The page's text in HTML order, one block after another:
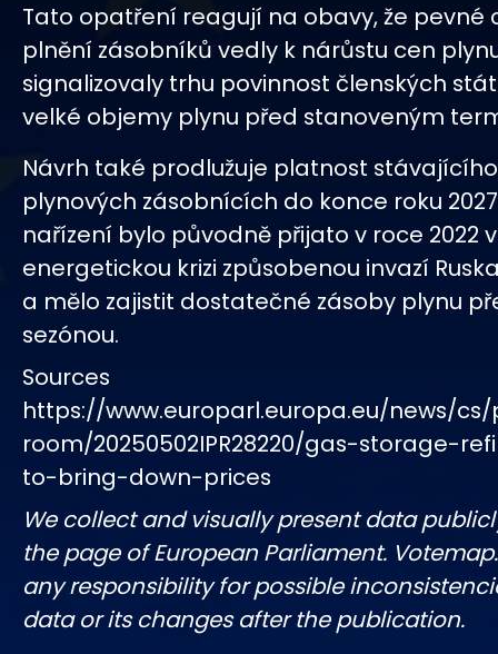
Tato opatření reagují na obavy, že pevné
plnění zásobníků vedly k nárůstu cen
signalizovaly trhu povinnost členských
velké objemy plynu před stanoveným
Návrh také prodlužuje platnost
plynových zásobnících do konce roku
nařízení bylo původně přijato v roce 2022
energetickou krizi způsobenou invazí
a mělo zajistit dostatečné zásoby plynu
sezónou.
Sources
https://www.europarl.europa.eu/news/
room/20250502IPR28220/gas-storage-
to-bring-down-prices
We collect and visually present data
the page of European Parliament.
any responsibility for possible
data or its changes after the publication.